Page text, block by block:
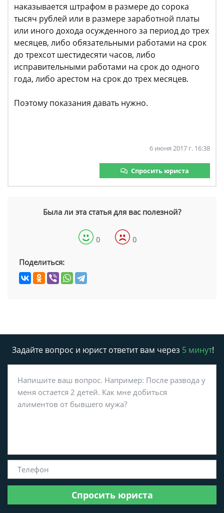
наказывается штрафом в размере до сорока
тысяч рублей или в размере заработной платы
или иного дохода осужденного за период до трех
месяцев, либо обязательными работами на срок
до трехсот шестидесяти часов, либо
исправительными работами на срок до одного
года, либо арестом на срок до трех месяцев.
Поэтому показания давать нужно.
6 июня 2017 г. 16:38
Спросить юриста
Была ли эта статья для вас полезной?
0 0
Поделиться:
Задайте вопрос и юрист ответит вам через 5 минут!
Спросить юриста